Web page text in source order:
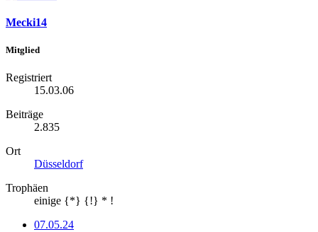
Mecki14
Mitglied
Registriert
15.03.06
Beiträge
2.835
Ort
Düsseldorf
Trophäen
einige {*} {!} * !
07.05.24